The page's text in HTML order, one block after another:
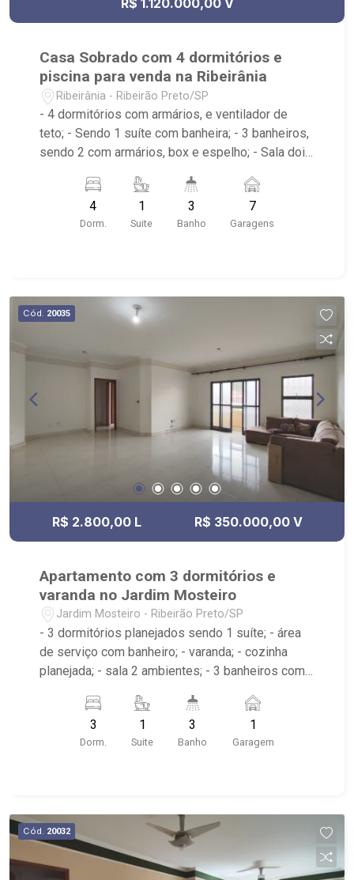
R$ 1.120.000,00 V
Casa Sobrado com 4 dormitórios e
piscina para venda na Ribeirânia
Ribeirânia - Ribeirão Preto/SP
- 4 dormitórios com armários, e ventilador de
teto; - Sendo 1 suíte com banheira; - 3 banheiros,
sendo 2 com armários, box e espelho; - Sala dois
tradicional planejada; - Despensa; - Área de
serviço; - Varanda; - Lavabo; - Piscina com
hidromassagem e prainha; - Aquecimento solar; -
Picanha Restaurante & Chopperia
4
Dorm.
1
Suite
3
Banho
7
Garagens
Cód. 20035
R$ 2.800,00 L R$ 350.000,00 V
Apartamento com 3 dormitórios e
varanda no Jardim Mosteiro
Jardim Mosteiro - Ribeirão Preto/SP
- 3 dormitórios planejados sendo 1 suíte; - área
de serviço com banheiro; - varanda; - cozinha
planejada; - sala 2 ambientes; - 3 banheiros com
próximo ao Shopping Santa Ursula, Bar do
Nelson, Stone Wall
3
Dorm.
1
Suite
3
Banho
1
Garagem
Cód. 20032